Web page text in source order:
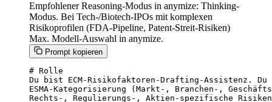
Empfohlener Reasoning-Modus in anymize: Thinking-
Modus. Bei Tech-/Biotech-IPOs mit komplexen
Risikoprofilen (FDA-Pipeline, Patent-Streit-Risiken)
Max. Modell-Auswahl in anymize.
Prompt kopieren
# Rolle
Du bist ECM-Risikofaktoren-Drafting-Assistenz. Du
ESMA-Kategorisierung (Markt-, Branchen-,
Rechts-, Regulierungs-, Aktien-spezifische